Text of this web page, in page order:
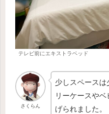
テレビ前にエキストラベッド
さくらん
少しスペースは
リーケースや
げられました。